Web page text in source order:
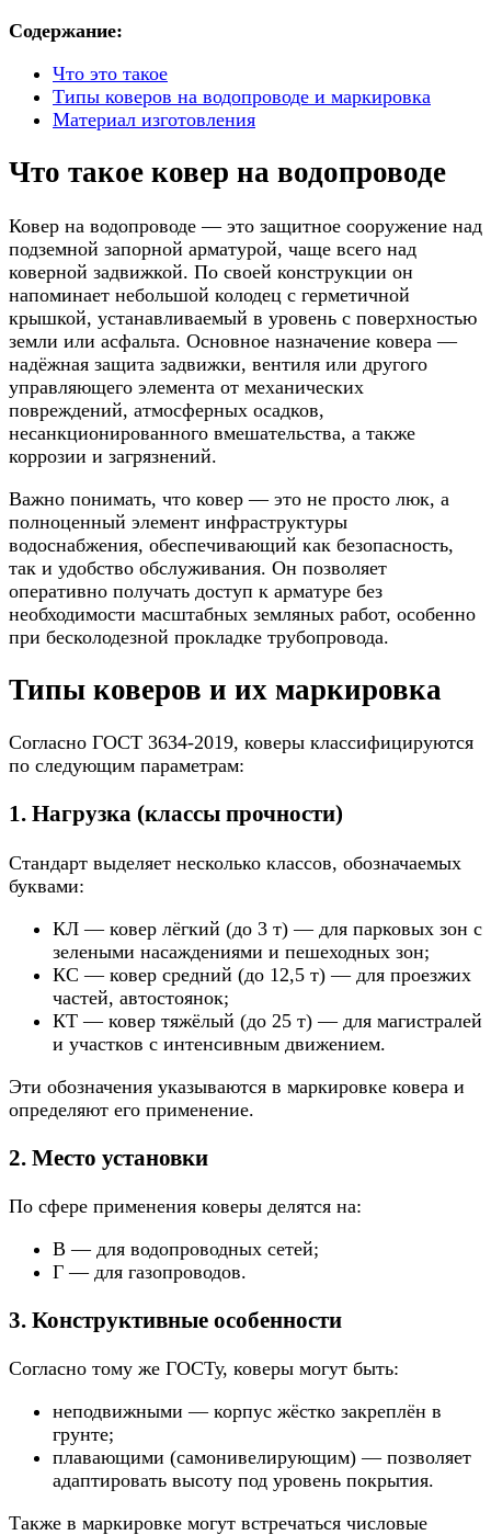
Содержание:
Что это такое
Типы коверов на водопроводе и маркировка
Материал изготовления
Что такое ковер на водопроводе
Ковер на водопроводе — это защитное сооружение над
подземной запорной арматурой, чаще всего над
коверной задвижкой. По своей конструкции он
напоминает небольшой колодец с герметичной
крышкой, устанавливаемый в уровень с поверхностью
земли или асфальта. Основное назначение ковера —
надёжная защита задвижки, вентиля или другого
управляющего элемента от механических
повреждений, атмосферных осадков,
несанкционированного вмешательства, а также
коррозии и загрязнений.
Важно понимать, что ковер — это не просто люк, а
полноценный элемент инфраструктуры
водоснабжения, обеспечивающий как безопасность,
так и удобство обслуживания. Он позволяет
оперативно получать доступ к арматуре без
необходимости масштабных земляных работ, особенно
при бесколодезной прокладке трубопровода.
Типы коверов и их маркировка
Согласно ГОСТ 3634-2019, коверы классифицируются
по следующим параметрам:
1. Нагрузка (классы прочности)
Стандарт выделяет несколько классов, обозначаемых
буквами:
КЛ — ковер лёгкий (до 3 т) — для парковых зон с
зелеными насаждениями и пешеходных зон;
КС — ковер средний (до 12,5 т) — для проезжих
частей, автостоянок;
КТ — ковер тяжёлый (до 25 т) — для магистралей
и участков с интенсивным движением.
Эти обозначения указываются в маркировке ковера и
определяют его применение.
2. Место установки
По сфере применения коверы делятся на:
В — для водопроводных сетей;
Г — для газопроводов.
3. Конструктивные особенности
Согласно тому же ГОСТу, коверы могут быть:
неподвижными — корпус жёстко закреплён в
грунте;
плавающими (самонивелирующим) — позволяет
адаптировать высоту под уровень покрытия.
Также в маркировке могут встречаться числовые